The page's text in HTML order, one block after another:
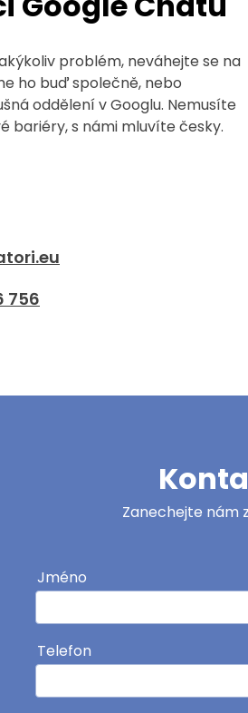
problém, neváhejte se na
ho buď společně, nebo
oddělení v Googlu. Nemusíte
bariéry, s námi mluvíte česky.
756
Zanechejte nám
Jméno
Telefon